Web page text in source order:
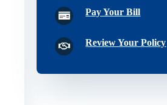
Pay Your Bill
Review Your Policy